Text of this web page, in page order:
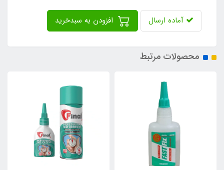
آماده ارسال
محصولات مرتبط